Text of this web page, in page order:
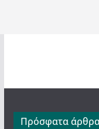
Πρόσφατα